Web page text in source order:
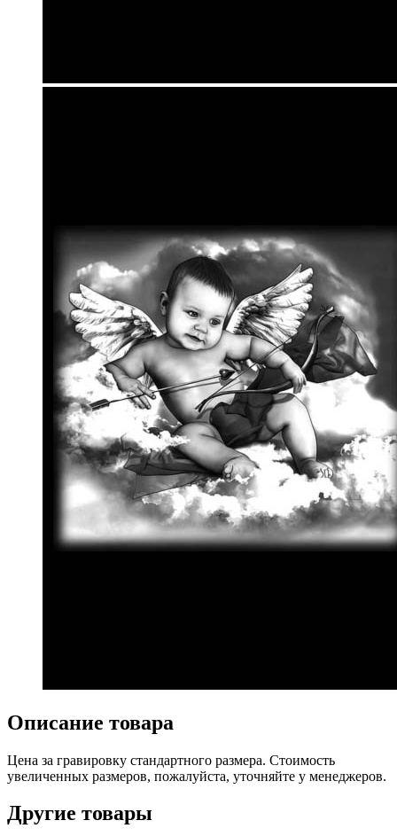
Описание товара
Цена за гравировку стандартного размера. Стоимость
увеличенных размеров, пожалуйста, уточняйте у менеджеров.
Другие товары